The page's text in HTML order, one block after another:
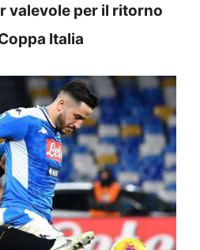
valevole per il ritorno
Italia